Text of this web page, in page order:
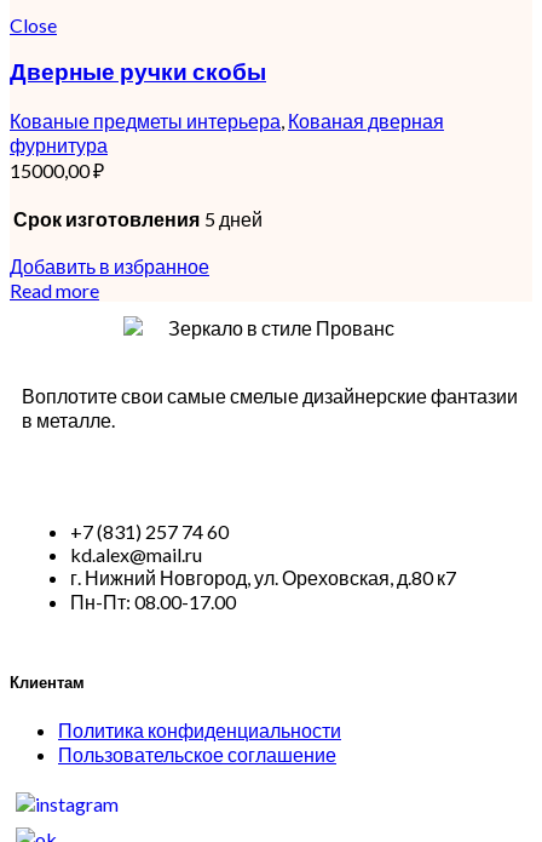
Close
Дверные ручки скобы
Кованые предметы интерьера, Кованая дверная
фурнитура
15000,00₽
Срок изготовления 5 дней
Добавить в избранное
Read more
Воплотите свои самые смелые дизайнерские фантазии
в металле.
+7 (831) 257 74 60
kd.alex@mail.ru
г. Нижний Новгород, ул. Ореховская, д.80 к7
Пн-Пт: 08.00-17.00
Клиентам
Политика конфиденциальности
Пользовательское соглашение